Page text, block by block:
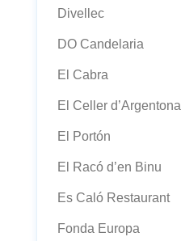
Divellec
DO Candelaria
El Cabra
El Celler d’Argentona
El Portón
El Racó d’en Binu
Es Caló Restaurant
Fonda Europa